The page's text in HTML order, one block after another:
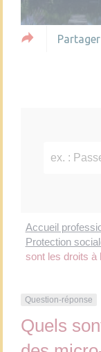
Accueil
Protection
sont les droits à
Question-réponse
Quels